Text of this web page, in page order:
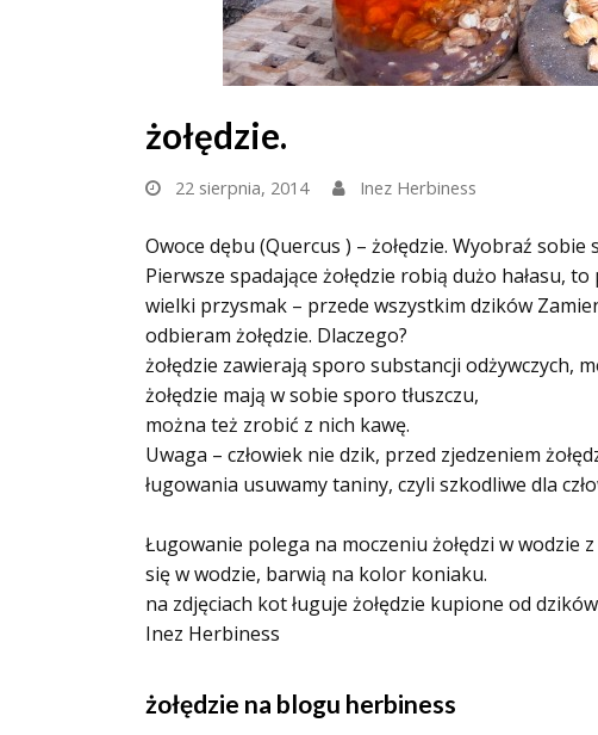
żołędzie.
22 sierpnia, 2014 Inez Herbiness
Owoce dębu (Quercus ) – żołędzie. Wyobraź
Pierwsze spadające żołędzie robią dużo hałasu,
wielki przysmak – przede wszystkim dzików Za
odbieram żołędzie. Dlaczego?
żołędzie zawierają sporo substancji odżywczych,
żołędzie mają w sobie sporo tłuszczu,
można też zrobić z nich kawę.
Uwaga – człowiek nie dzik, przed zjedzeniem
ługowania usuwamy taniny, czyli szkodliwe dla
Ługowanie polega na moczeniu żołędzi w wodzie
się w wodzie, barwią na kolor koniaku.
na zdjęciach kot ługuje żołędzie kupione od dzików
Inez Herbiness
żołędzie na blogu herbiness